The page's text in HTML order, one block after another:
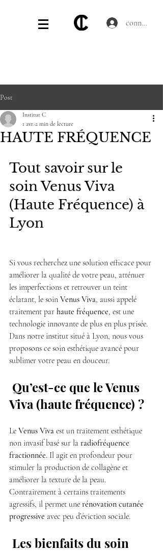
connecter
Post
HAUTE FRÉQUENCE
Institut C
1 avr.2 min de lecture
Tout savoir sur le
soin Venus Viva
(Haute Fréquence) à
Lyon
Si vous recherchez une solution efficace pour
améliorer la qualité de votre peau, atténuer
les imperfections et retrouver un teint
éclatant, le soin Venus Viva, aussi appelé
traitement par haute fréquence, est une
technologie innovante de plus en plus prisée.
Dans notre institut situé à Lyon, nous vous
proposons ce soin esthétique avancé pour
sublimer votre peau en douceur.
Viva (haute fréquence) ?
Le Venus Viva est un traitement esthétique
non invasif basé sur la radiofréquence
fractionnée. Il agit en profondeur pour
stimuler la production de collagène et
améliorer la texture de la peau.
Contrairement à certains traitements
agressifs, il permet une rénovation cutanée
progressive avec peu d’éviction sociale.